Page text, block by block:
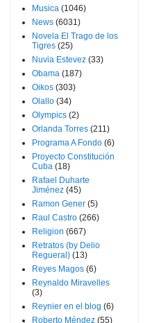
Musica (1046)
News (6031)
Novela El Trago de los
Tigres (25)
Nuvia Estevez (33)
Obama (187)
Oikos (303)
Olallo (34)
Olympics (2)
Orlanda Torres (211)
Programa A Fondo (6)
Proyecto Constitución
Cuba (18)
Rafael Duharte
Jiménez (45)
Ramon Gener (5)
Raul Castro (266)
Religion (667)
Retratos (by Delio
Regueral) (13)
Reyes Magos (6)
Reynaldo Miravelles
(3)
Reynier en el blog (6)
Roberto Méndez (55)